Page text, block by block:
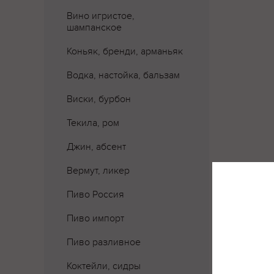
Вино игристое,
шампанское
Коньяк, бренди, арманьяк
Водка, настойка, бальзам
Виски, бурбон
Текила, ром
Джин, абсент
Вермут, ликер
Пиво Россия
Пиво импорт
Пиво разливное
Коктейли, сидры